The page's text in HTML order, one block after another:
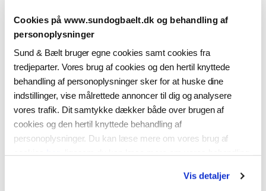
Cookies på www.sundogbaelt.dk og behandling af
personoplysninger
Sund & Bælt bruger egne cookies samt cookies fra
tredjeparter. Vores brug af cookies og den hertil knyttede
behandling af personoplysninger sker for at huske dine
indstillinger, vise målrettede annoncer til dig og analysere
vores trafik. Dit samtykke dækker både over brugen af
cookies og den hertil knyttede behandling af
personoplysninger. Du kan læse mere om vores brug af
tilbagekalde dit samtykke ved at klikke på “Ændring af dit
Vis detaljer
Sund & Bælt presserum: